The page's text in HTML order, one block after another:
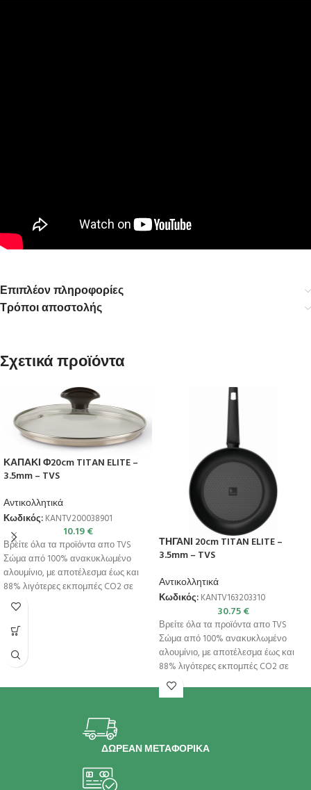
Επιπλέον πληροφορίες
Τρόποι αποστολής
Σχετικά προϊόντα
ΚΑΠΑΚΙ Φ20cm TITAN ELITE –
3.5mm – TVS
Αντικολλητικά
Κωδικός: KANTV200038901
10.19€
Βρείτε όλα τα προϊόντα απο TVS
Σώμα από 100% ανακυκλωμένο
αλουμίνιο, με αποτέλεσμα έως και
88% λιγότερες εκπομπές CO2 σε
ΤΗΓΑΝΙ 20cm TITAN ELITE –
3.5mm – TVS
Αντικολλητικά
Κωδικός: KANTV163203310
30.75€
Βρείτε όλα τα προϊόντα απο TVS
Σώμα από 100% ανακυκλωμένο
αλουμίνιο, με αποτέλεσμα έως και
88% λιγότερες εκπομπές CO2 σε
ΔΩΡΕΑΝ ΜΕΤΑΦΟΡΙΚΑ